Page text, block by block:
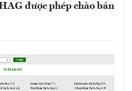
được phép chào bán